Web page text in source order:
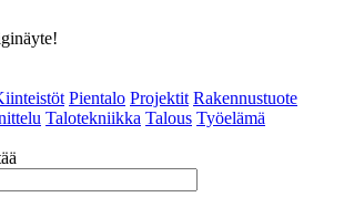
Pientalo Projektit Rakennustuote
Talotekniikka Talous Työelämä